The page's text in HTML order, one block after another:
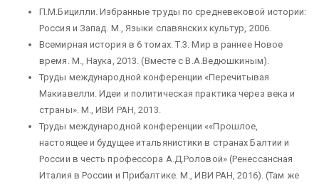
П.М.Бицилли. Избранные труды по средневековой истории:
Россия и Запад. М., Языки славянских культур, 2006.
Всемирная история в 6 томах. Т.3. Мир в раннее Новое
время. М., Наука, 2013. (Вместе с В.А.Ведюшкиным).
Труды международной конференции «Перечитывая
Макиавелли. Идеи и политическая практика через века и
страны». М., ИВИ РАН, 2013.
Труды международной конференции ««Прошлое,
настоящее и будущее итальянистики в странах Балтии и
России в честь профессора А.Д.Роловой» (Ренессансная
Италия в России и Прибалтике. М., ИВИ РАН, 2016). (Там же